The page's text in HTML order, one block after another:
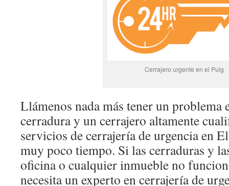
Cerrajero urgente en el Puig
Llámenos nada más tener un problema
cerradura y un cerrajero altamente
servicios de cerrajería de urgencia en
muy poco tiempo. Si las cerraduras y
oficina o cualquier inmueble no
necesita un experto en cerrajería de